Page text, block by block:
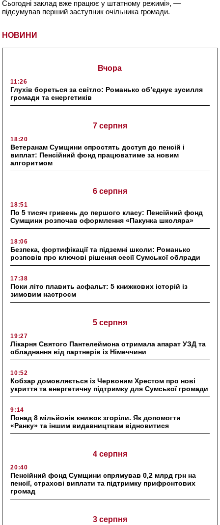
НОВИНИ
Вчора
11:26
Глухів бореться за світло: Романько об’єднує зусилля
громади та енергетиків
7 серпня
18:20
Ветеранам Сумщини спростять доступ до пенсій і
виплат: Пенсійний фонд працюватиме за новим
алгоритмом
6 серпня
18:51
По 5 тисяч гривень до першого класу: Пенсійний фонд
Сумщини розпочав оформлення «Пакунка школяра»
18:06
Безпека, фортифікації та підземні школи: Романько
розповів про ключові рішення сесії Сумської облради
17:38
Поки літо плавить асфальт: 5 книжкових історій із
зимовим настроєм
5 серпня
19:27
Лікарня Святого Пантелеймона отримала апарат УЗД та
обладнання від партнерів із Німеччини
10:52
Кобзар домовляється із Червоним Хрестом про нові
укриття та енергетичну підтримку для Сумської громади
9:14
Понад 8 мільйонів книжок згоріли. Як допомогти
«Ранку» та іншим видавництвам відновитися
4 серпня
20:40
Пенсійний фонд Сумщини спрямував 0,2 млрд грн на
пенсії, страхові виплати та підтримку прифронтових
громад
3 серпня
Сьогодні заклад вже працює у штатному режимі», —
підсумував перший заступник очільника громади.